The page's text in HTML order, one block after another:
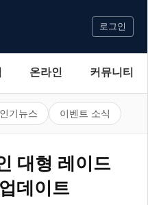
로그인
온라인 커뮤니티
인기뉴스 이벤트 소식
대형 레이드
데이트